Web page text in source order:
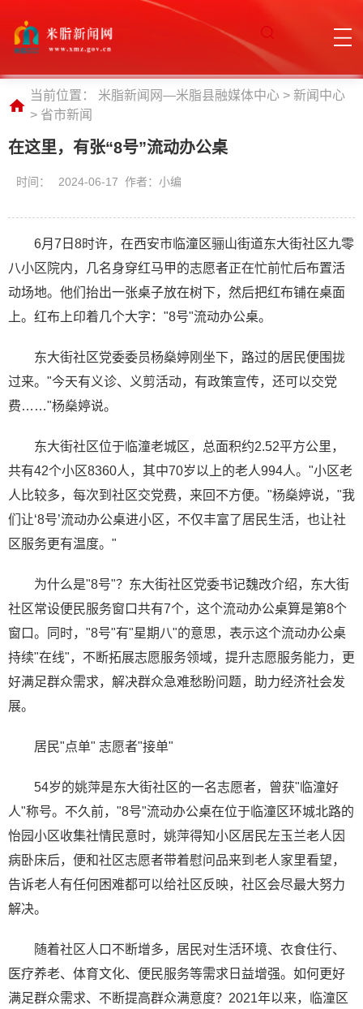
当前位置： 米脂新闻网—米脂县融媒体中心 > 新闻中心
> 省市新闻
在这里，有张“8号”流动办公桌
时间： 2024-06-17 作者：小编
6月7日8时许，在西安市临潼区骊山街道东大街社区九零
八小区院内，几名身穿红马甲的志愿者正在忙前忙后布置活
动场地。他们抬出一张桌子放在树下，然后把红布铺在桌面
上。红布上印着几个大字："8号"流动办公桌。
东大街社区党委委员杨燊婷刚坐下，路过的居民便围拢
过来。"今天有义诊、义剪活动，有政策宣传，还可以交党
费……"杨燊婷说。
东大街社区位于临潼老城区，总面积约2.52平方公里，
共有42个小区8360人，其中70岁以上的老人994人。"小区老
人比较多，每次到社区交党费，来回不方便。"杨燊婷说，"我
们让‘8号’流动办公桌进小区，不仅丰富了居民生活，也让社
区服务更有温度。"
为什么是"8号"？东大街社区党委书记魏改介绍，东大街
社区常设便民服务窗口共有7个，这个流动办公桌算是第8个
窗口。同时，"8号"有"星期八"的意思，表示这个流动办公桌
持续"在线"，不断拓展志愿服务领域，提升志愿服务能力，更
好满足群众需求，解决群众急难愁盼问题，助力经济社会发
展。
居民"点单" 志愿者"接单"
54岁的姚萍是东大街社区的一名志愿者，曾获"临潼好
人"称号。不久前，"8号"流动办公桌在位于临潼区环城北路的
怡园小区收集社情民意时，姚萍得知小区居民左玉兰老人因
病卧床后，便和社区志愿者带着慰问品来到老人家里看望，
告诉老人有任何困难都可以给社区反映，社区会尽最大努力
解决。
随着社区人口不断增多，居民对生活环境、衣食住行、
医疗养老、体育文化、便民服务等需求日益增强。如何更好
满足群众需求、不断提高群众满意度？2021年以来，临潼区